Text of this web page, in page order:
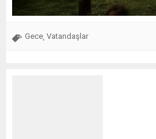
Gece Vatandaşlar